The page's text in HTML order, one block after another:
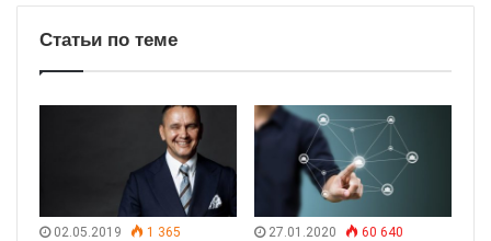
Статьи по теме
02.05.2019 1 365 27.01.2020 60 640